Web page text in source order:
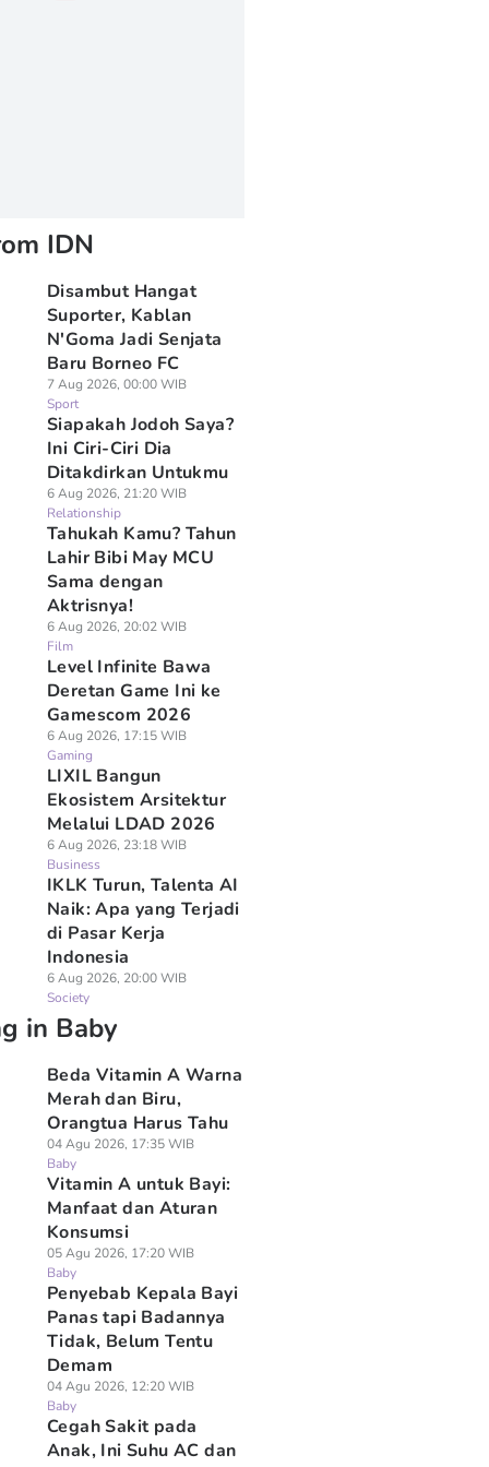
IDN
Disambut Hangat
Suporter, Kablan
N'Goma Jadi Senjata
Baru Borneo FC
7 Aug 2026, 00:00 WIB
Sport
Siapakah Jodoh Saya?
Ini Ciri-Ciri Dia
Ditakdirkan Untukmu
6 Aug 2026, 21:20 WIB
Relationship
Tahukah Kamu? Tahun
Lahir Bibi May MCU
Sama dengan
Aktrisnya!
6 Aug 2026, 20:02 WIB
Film
Level Infinite Bawa
Deretan Game Ini ke
Gamescom 2026
6 Aug 2026, 17:15 WIB
Gaming
LIXIL Bangun
Ekosistem Arsitektur
Melalui LDAD 2026
6 Aug 2026, 23:18 WIB
Business
IKLK Turun, Talenta AI
Naik: Apa yang Terjadi
di Pasar Kerja
Indonesia
6 Aug 2026, 20:00 WIB
Society
in Baby
Beda Vitamin A Warna
Merah dan Biru,
Orangtua Harus Tahu
04 Agu 2026, 17:35 WIB
Baby
Vitamin A untuk Bayi:
Manfaat dan Aturan
Konsumsi
05 Agu 2026, 17:20 WIB
Baby
Penyebab Kepala Bayi
Panas tapi Badannya
Tidak, Belum Tentu
Demam
04 Agu 2026, 12:20 WIB
Baby
Cegah Sakit pada
Anak, Ini Suhu AC dan